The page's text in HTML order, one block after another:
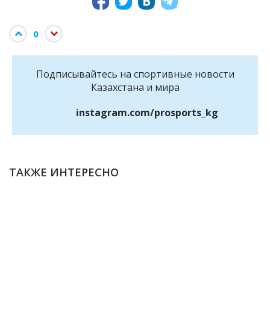
0
Подписывайтесь на cпортивные новости
Казахстана и мира
instagram.com/prosports_kg
ТАКЖЕ ИНТЕРЕСНО